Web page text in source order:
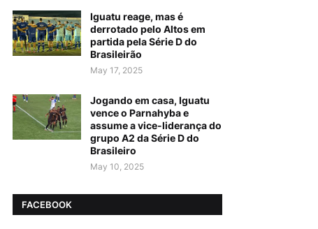
Iguatu reage, mas é
derrotado pelo Altos em
partida pela Série D do
Brasileirão
May 17, 2025
Jogando em casa, Iguatu
vence o Parnahyba e
assume a vice-liderança do
grupo A2 da Série D do
Brasileiro
May 10, 2025
FACEBOOK